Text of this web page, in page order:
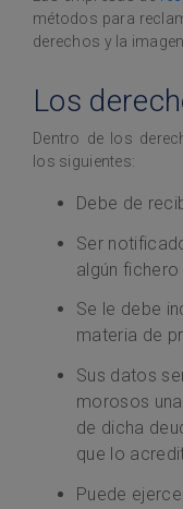
métodos para
derechos y la
Los
Dentro de los
los siguientes:
Debe de
Ser
algún
Se le debe
materia de
Sus datos
morosos
de dicha
que lo
Puede